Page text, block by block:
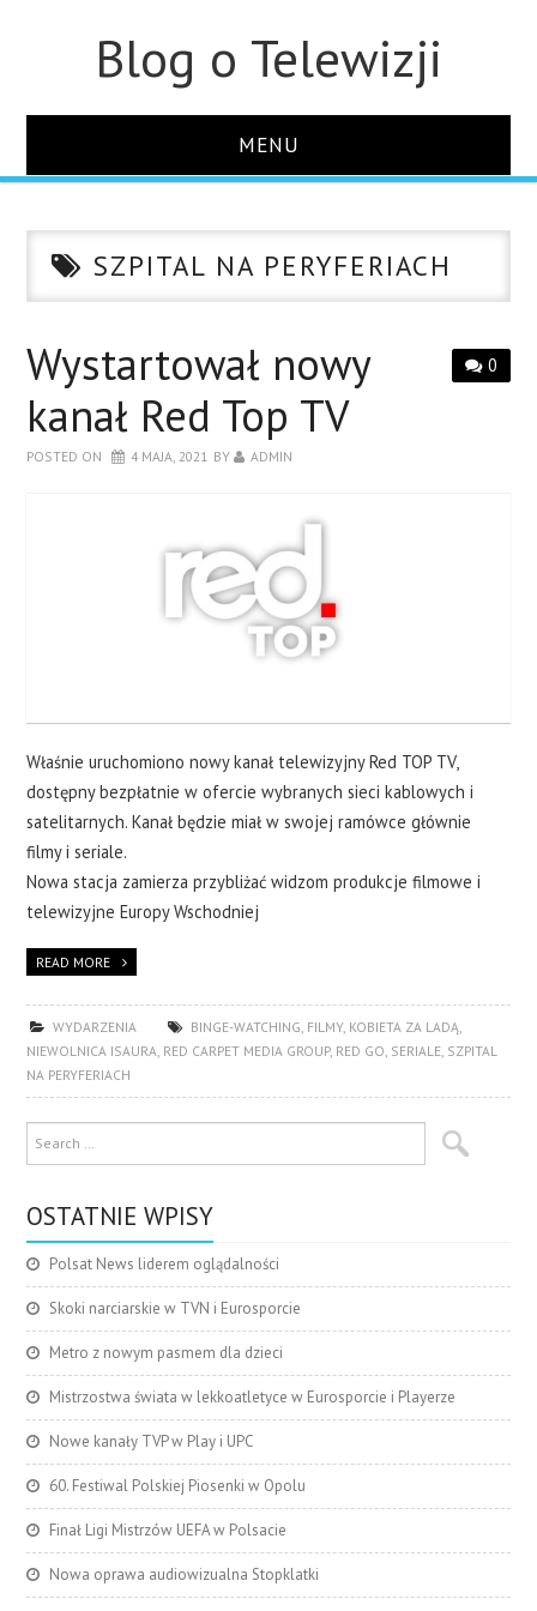
Blog o Telewizji
MENU
O STRONIESZPITAL NA PERYFERIACH
0
Wystartował nowy
kanał Red Top TV
POSTED ON 4 MAJA, 2021 BY ADMIN
Właśnie uruchomiono nowy kanał telewizyjny Red TOP TV,
dostępny bezpłatnie w ofercie wybranych sieci kablowych i
satelitarnych. Kanał będzie miał w swojej ramówce głównie
filmy i seriale.
Nowa stacja zamierza przybliżać widzom produkcje filmowe i
telewizyjne Europy Wschodniej
READ MORE
WYDARZENIA BINGE-WATCHING, FILMY, KOBIETA ZA LADĄ,
NIEWOLNICA ISAURA, RED CARPET MEDIA GROUP, RED GO, SERIALE, SZPITAL
NA PERYFERIACH
OSTATNIE WPISY
Polsat News liderem oglądalności
Skoki narciarskie w TVN i Eurosporcie
Metro z nowym pasmem dla dzieci
Mistrzostwa świata w lekkoatletyce w Eurosporcie i Playerze
Nowe kanały TVP w Play i UPC
60. Festiwal Polskiej Piosenki w Opolu
Finał Ligi Mistrzów UEFA w Polsacie
Nowa oprawa audiowizualna Stopklatki